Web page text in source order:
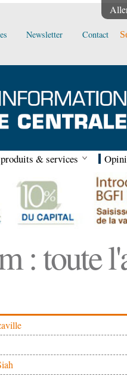
Newsletter Contact
& services
: toute